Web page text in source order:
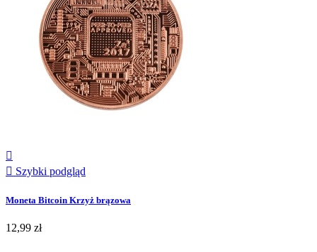

 Szybki podgląd
Moneta Bitcoin Krzyż brązowa
12,99 zł